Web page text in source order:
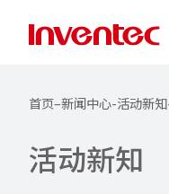
首页–新闻中心-活动新知
活动新知